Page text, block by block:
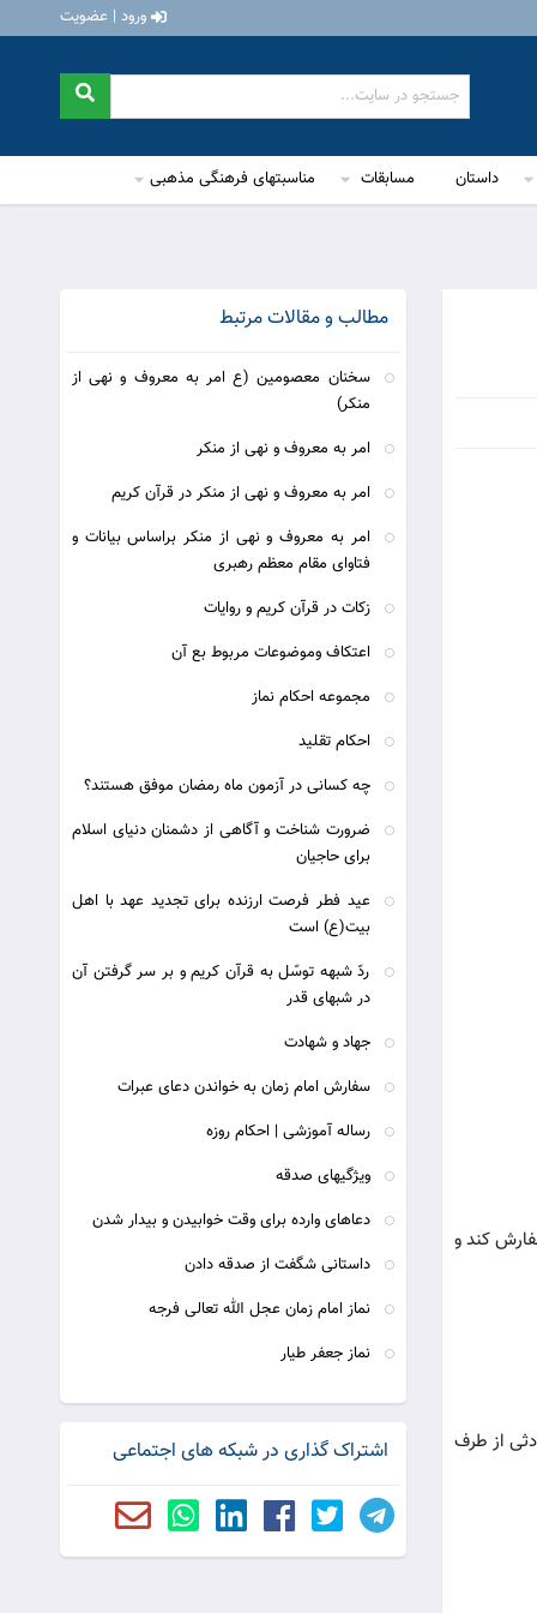
ورود | عضویت
داستان مسابقات مناسبتهای فرهنگی مذهبی
کند و
از طرف
مطالب و مقالات مرتبط
سخنان معصومین (ع امر به معروف و نهی از
منکر)
امر به معروف و نهی از منکر
امر به معروف و نهی از منکر در قرآن کریم
امر به معروف و نهی از منکر براساس بیانات و
فتاوای مقام معظم رهبری
زکات در قرآن کریم و روایات
اعتکاف وموضوعات مربوط بع آن
مجموعه احکام نماز
احکام تقلید
چه کسانی در آزمون ماه رمضان موفق هستند؟
ضرورت شناخت و آگاهی از دشمنان دنیای اسلام
برای حاجیان
عيد فطر فرصت ارزنده برای تجديد عهد با اهل
بيت(ع) است
ردّ شبهه توسّل به قرآن کریم و بر سر گرفتن آن
در شبهای قدر
جهاد و شهادت
سفارش امام زمان به خواندن دعای عبرات
رساله آموزشی | احکام روزه
ویژگیهای صدقه
دعاهای وارده برای وقت خوابیدن و بیدار شدن
داستانی شگفت از صدقه دادن
نماز امام زمان عجل الله تعالی فرجه
نماز جعفر طیار
اشتراک گذاری در شبکه های اجتماعی